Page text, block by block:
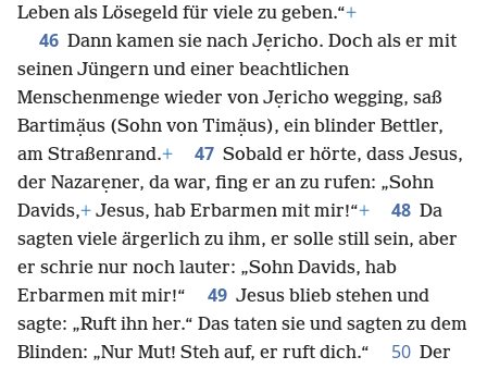
Leben als Lösegeld für viele zu geben.“+
46 Dann kamen sie nach Jẹricho. Doch als er mit
seinen Jüngern und einer beachtlichen
Menschenmenge wieder von Jẹricho wegging, saß
Bartimạ̈us (Sohn von Timạ̈us), ein blinder Bettler,
am Straßenrand.+ 47 Sobald er hörte, dass Jesus,
der Nazarẹner, da war, fing er an zu rufen: „Sohn
Davids,+ Jesus, hab Erbarmen mit mir!“+ 48 Da
sagten viele ärgerlich zu ihm, er solle still sein, aber
er schrie nur noch lauter: „Sohn Davids, hab
Erbarmen mit mir!“
49 Jesus blieb stehen und
sagte: „Ruft ihn her.“ Das taten sie und sagten zu dem
Blinden: „Nur Mut! Steh auf, er ruft dich.“
50 Der